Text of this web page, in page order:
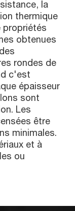
la
thermique
propriétés
obtenues
rondes de
c'est
épaisseur
sont
Les
être
minimales.
et à
ou